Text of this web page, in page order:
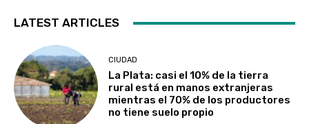
LATEST ARTICLES
CIUDAD
La Plata: casi el 10% de la tierra
rural está en manos extranjeras
mientras el 70% de los productores
no tiene suelo propio